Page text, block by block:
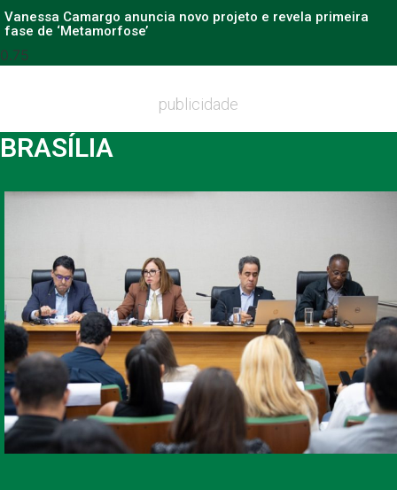
Vanessa Camargo anuncia novo projeto e revela primeira
fase de ‘Metamorfose’
publicidade
BRASÍLIA